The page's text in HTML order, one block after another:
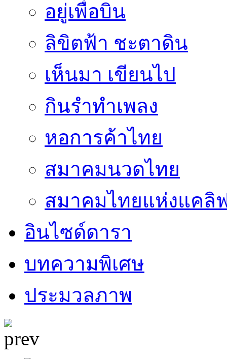
อยู่เพื่อบิน
ลิขิตฟ้า ชะตาดิน
เห็นมา เขียนไป
กินรำทำเพลง
หอการค้าไทย
สมาคมนวดไทย
สมาคมไทยแห่งแคลิ
อินไซด์ดารา
บทความพิเศษ
ประมวลภาพ